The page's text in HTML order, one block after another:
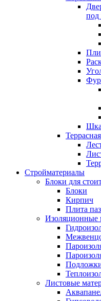
под
Стройматериалы
Блоки для
Блоки
Кирпич
Плита
Изоляционные
Листовые